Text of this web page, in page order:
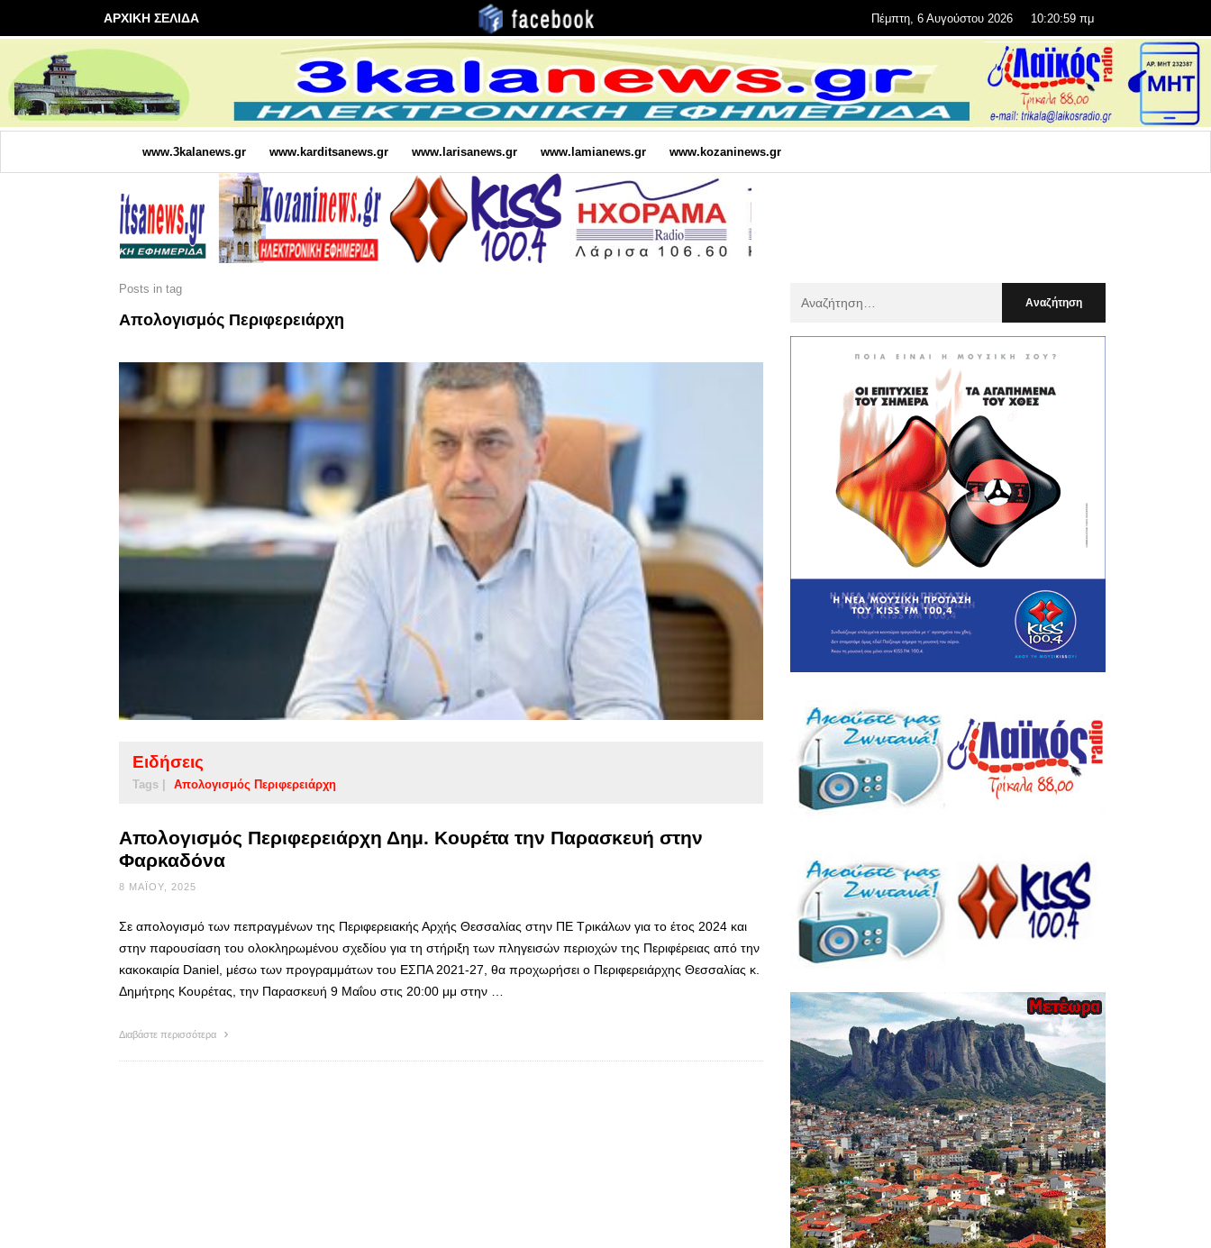
ΑΡΧΙΚΗ ΣΕΛΙΔΑ Πέμπτη, 6 Αυγούστου 2026 10:21:00 πμ
www.3kalanews.gr www.karditsanews.gr www.larisanews.gr www.lamianews.gr www.kozaninews.gr
Posts in tag
Απολογισμός Περιφερειάρχη
Ειδήσεις
Tags | Απολογισμός Περιφερειάρχη
Απολογισμός Περιφερειάρχη Δημ. Κουρέτα την Παρασκευή στην
Φαρκαδόνα
8 ΜΑΪ́ΟΥ, 2025
Σε απολογισμό των πεπραγμένων της Περιφερειακής Αρχής Θεσσαλίας στην ΠΕ Τρικάλων για το έτος 2024 και
στην παρουσίαση του ολοκληρωμένου σχεδίου για τη στήριξη των πληγεισών περιοχών της Περιφέρειας από την
κακοκαιρία Daniel, μέσω των προγραμμάτων του ΕΣΠΑ 2021-27, θα προχωρήσει ο Περιφερειάρχης Θεσσαλίας κ.
Δημήτρης Κουρέτας, την Παρασκευή 9 Μαΐου στις 20:00 μμ στην …
Διαβάστε περισσότερα
: